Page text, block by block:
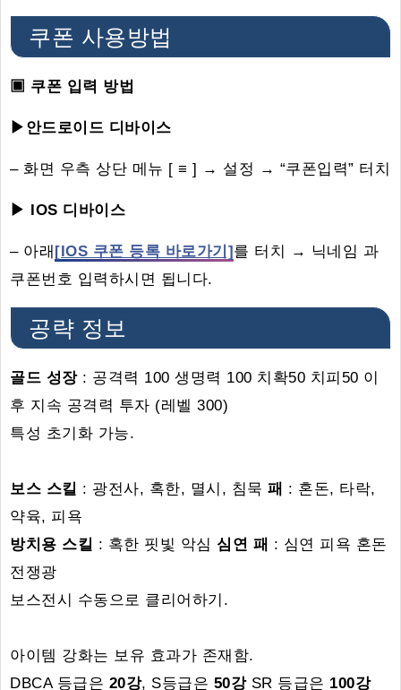
쿠폰 사용방법
▣ 쿠폰 입력 방법
▶안드로이드 디바이스
– 화면 우측 상단 메뉴 [ ≡ ] → 설정 → “쿠폰입력” 터치
▶ IOS 디바이스
– 아래 [IOS 쿠폰 등록 바로가기] 를 터치 → 닉네임 과
쿠폰번호 입력하시면 됩니다.
공략 정보
골드 성장: 공격력 100 생명력 100 치확50 치피50 이
후 지속 공격력 투자 (레벨 300)
특성 초기화 가능.
보스 스킬 : 광전사, 혹한, 멸시, 침묵 패 : 혼돈, 타락,
약육, 피욕
방치용 스킬 : 혹한 핏빛 악심 심연 패 : 심연 피욕 혼돈
전쟁광
보스전시 수동으로 클리어하기.
아이템 강화는 보유 효과가 존재함.
DBCA 등급은 20강, S등급은 50강SR 등급은 100강